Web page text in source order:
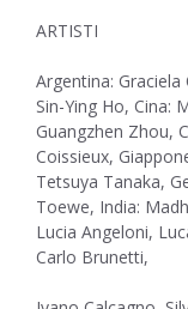
ARTISTI
Argentina:
Sin-Ying Ho, Cina:
Guangzhen Zhou,
Coissieux,
Tetsuya Tanaka,
Toewe, India:
Lucia Angeloni,
Carlo Brunetti,